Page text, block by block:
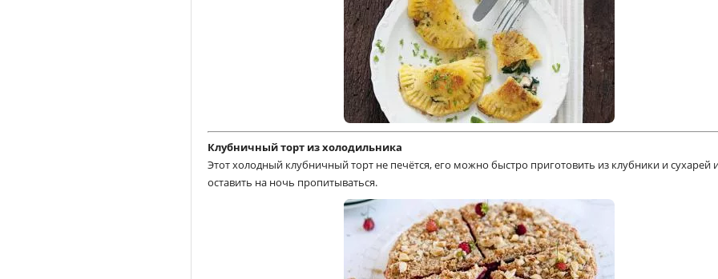
Клубничный торт из холодильника
Этот холодный клубничный торт не печётся, его можно быстро приготовить из клубники и сухарей
оставить на ночь пропитываться.